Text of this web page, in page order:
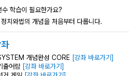
학습이 필요한가요?
치와법의 개념을 처음부터 다룹니다.
개념완성 CORE [강좌 바로가기]
어람 [강좌 바로가기]